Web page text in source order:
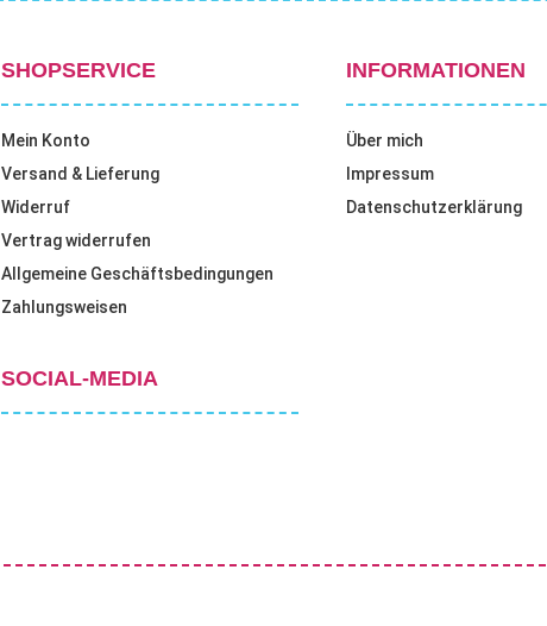
SHOPSERVICE
Mein Konto
Versand & Lieferung
Widerruf
Vertrag widerrufen
Allgemeine Geschäftsbedingungen
Zahlungsweisen
SOCIAL-MEDIA
INFORMATIONEN
Über mich
Impressum
Datenschutzerklärung